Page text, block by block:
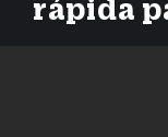
rápida